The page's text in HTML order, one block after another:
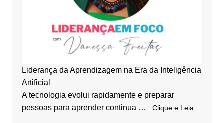
Liderança da Aprendizagem na Era da Inteligência
Artificial
A tecnologia evolui rapidamente e preparar
pessoas para aprender continua …
...Clique e Leia